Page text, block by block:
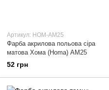
Артикул: HOM-AM25
Фарба акрилова польова сіра
матова Хома (Homa) АМ25
52 грн